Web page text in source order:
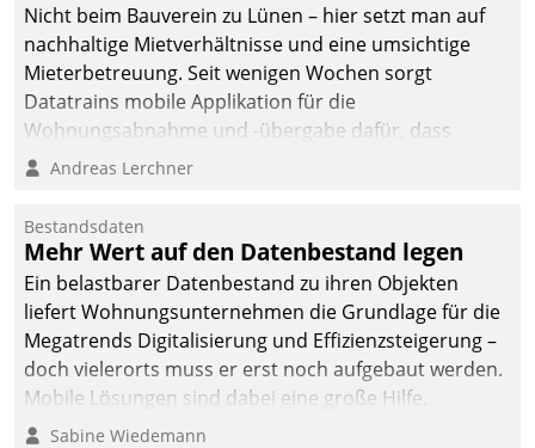
Herausforderungen
gerüstet.
Nicht beim Bauverein zu Lünen – hier setzt man auf
nachhaltige Mietverhältnisse und eine umsichtige
Mieterbetreuung. Seit wenigen Wochen sorgt
Datatrains mobile Applikation für die
Wohnungsabnahme und -übergabe dafür, dass
Mieter wohlgeordnet kommen und, so es sein muss,
Andreas Lerchner
Bestandsdaten
Mehr Wert auf den Datenbestand legen
Ein belastbarer Datenbestand zu ihren Objekten
liefert Wohnungsunternehmen die Grundlage für die
Megatrends Digitalisierung und Effizienzsteigerung –
doch vielerorts muss er erst noch aufgebaut werden.
Mobile Lösungen sind dabei eine große Hilfe.
Sabine Wiedemann